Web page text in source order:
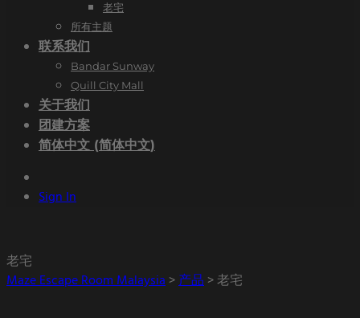
老宅
所有主题
联系我们
Bandar Sunway
Quill City Mall
关于我们
团建方案
简体中文 (简体中文)
Sign In
老宅
Maze Escape Room Malaysia>产品>老宅